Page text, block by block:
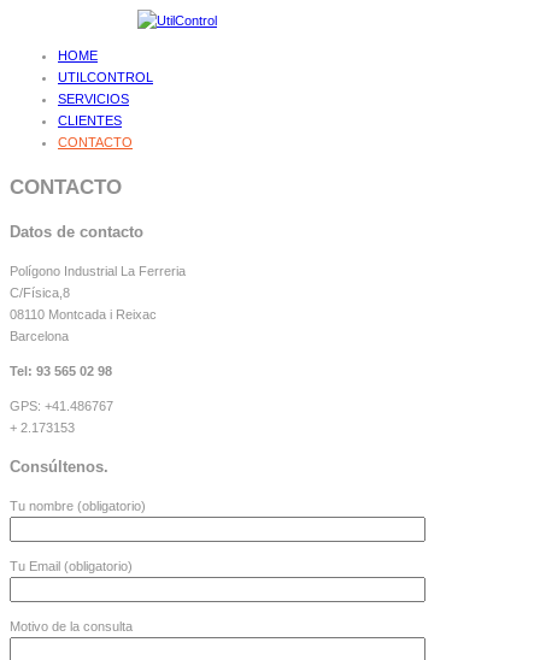
HOME
UTILCONTROL
SERVICIOS
CLIENTES
CONTACTO
CONTACTO
Datos de contacto
Polígono Industrial La Ferreria
C/Física,8
08110 Montcada i Reixac
Barcelona
Tel: 93 565 02 98
GPS: +41.486767
+ 2.173153
Consúltenos.
Tu nombre (obligatorio)
Tu Email (obligatorio)
Motivo de la consulta